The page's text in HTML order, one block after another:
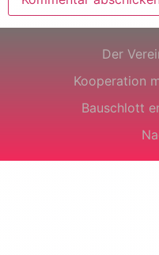
Der
Kooperation
Bauschlott